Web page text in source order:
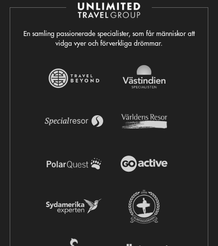
En samling passionerade specialister, som får människor att
vidga vyer och förverkliga drömmar.